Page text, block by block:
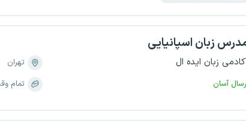
زبان اسپانیایی
زبان ایده ال
آسان
تهران
تمام